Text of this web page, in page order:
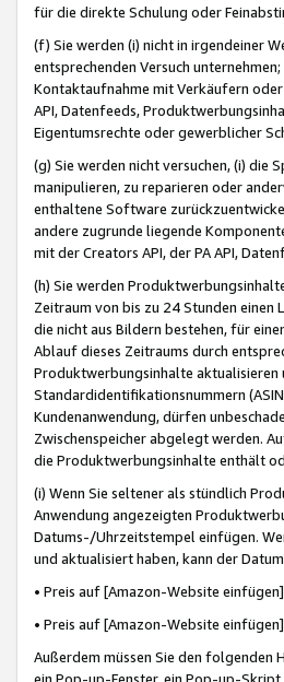
für die direkte Schulung oder
(f) Sie werden (i) nicht in irgendeiner
entsprechenden Versuch
Kontaktaufnahme mit Verkäufern
API, Datenfeeds,
Eigentumsrechte oder gewerblicher
(g) Sie werden nicht versuchen, (i)
manipulieren, zu reparieren oder
enthaltene Software
andere zugrunde liegende
mit der Creators API, der PA API,
(h) Sie werden
Zeitraum von bis zu 24 Stunden einen
die nicht aus Bildern bestehen, für
Ablauf dieses Zeitraums durch
Produktwerbungsinhalte aktualisieren
Standardidentifikationsnummern
Kundenanwendung, dürfen
Zwischenspeicher abgelegt werden.
die Produktwerbungsinhalte enthält
(i) Wenn Sie seltener als stündlich
Anwendung angezeigten
Datums-/Uhrzeitstempel einfügen.
und aktualisiert haben, kann der
• Preis auf [Amazon-Website
• Preis auf [Amazon-Website
Außerdem müssen Sie den folgenden
ein Pop-up-Fenster, ein Pop-up-